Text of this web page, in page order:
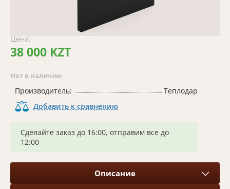
Цена:
38 000 KZT
Нет в наличии
Производитель:
Теплодар
Добавить к сравнению
Сделайте заказ до 16:00, отправим все до
12:00
Описание